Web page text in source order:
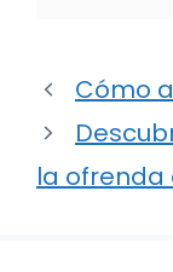
Cómo
la ofrenda